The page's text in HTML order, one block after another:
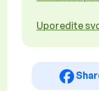
Uporedite